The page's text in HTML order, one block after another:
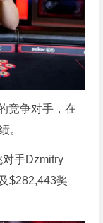
竞争对手，在
。
手Dzmitry
$282,443奖